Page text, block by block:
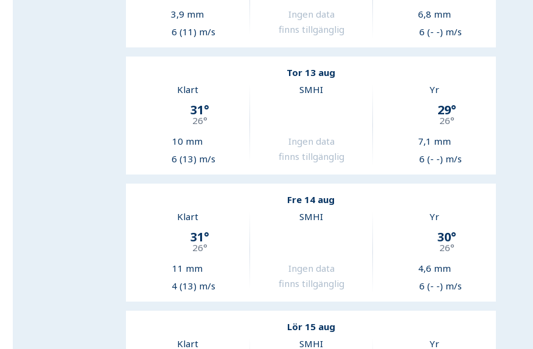
3,9 mm
6 (11) m/s
Ingen data
finns tillgänglig
6,8 mm
6 (- -) m/s
Tor 13 aug
Klart
31°
26°
10 mm
6 (13) m/s
SMHI
Ingen data
finns tillgänglig
Yr
29°
26°
7,1 mm
6 (- -) m/s
Fre 14 aug
Klart
31°
26°
11 mm
4 (13) m/s
SMHI
Ingen data
finns tillgänglig
Yr
30°
26°
4,6 mm
6 (- -) m/s
Lör 15 aug
Klart
SMHI Yr